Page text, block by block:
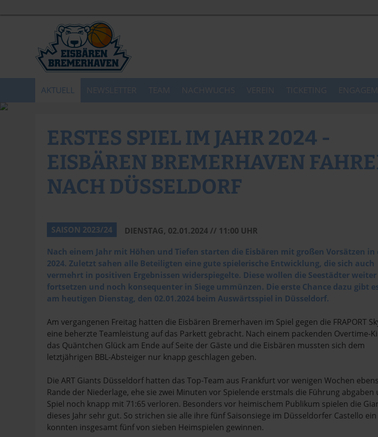
AKTUELL
ERSTES SPIEL IM JAHR 2024 -
EISBÄREN BREMERHAVEN
NACH DÜSSELDORF
SAISON 2023/24
DIENSTAG, 02.01.2024 // 11:00 UHR
Nach einem Jahr mit Höhen und Tiefen starten die Eisbären mit großen Vorsätzen in
2024. Zuletzt sahen alle Beteiligten eine gute spielerische Entwicklung, die sich auch
vermehrt in positiven Ergebnissen widerspiegelte. Diese wollen die Seestädter weiter
fortsetzen und noch konsequenter in Siege ummünzen. Die erste Chance dazu gibt
am heutigen Dienstag, den 02.01.2024 beim Auswärtsspiel in Düsseldorf.
Am vergangenen Freitag hatten die Eisbären Bremerhaven im Spiel gegen die FRAPORT
eine beherzte Teamleistung auf das Parkett gebracht. Nach einem packenden Overtime-
das Quäntchen Glück am Ende auf Seite der Gäste und die Eisbären mussten sich dem
letztjährigen BBL-Absteiger nur knapp geschlagen geben.
Die ART Giants Düsseldorf hatten das Top-Team aus Frankfurt vor wenigen Wochen
Rande der Niederlage, ehe sie zwei Minuten vor Spielende erstmals die Führung abgaben
Spiel noch knapp mit 71:65 verloren. Besonders vor heimischem Publikum spielen die
dieses Jahr sehr gut. So strichen sie alle ihre fünf Saisonsiege im Düsseldorfer Castello
konnten insgesamt fünf von sieben Heimspielen gewinnen.